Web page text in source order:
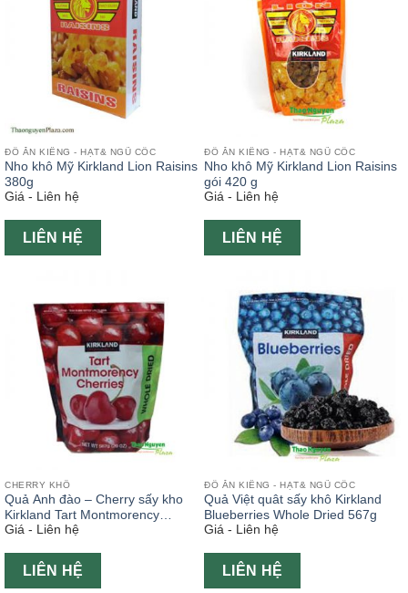
ĐỒ ĂN KIÊNG - HẠT& NGŨ CỐC
Nho khô Mỹ Kirkland Lion Raisins
380g
Giá - Liên hệ
LIÊN HỆ
ĐỒ ĂN KIÊNG - HẠT& NGŨ CỐC
Nho khô Mỹ Kirkland Lion Raisins
gói 420 g
Giá - Liên hệ
LIÊN HỆ
CHERRY KHÔ
Quả Anh đào – Cherry sấy kho
Kirkland Tart Montmorency
Cherries 567g ( Cherry khô Mỹ )
Giá - Liên hệ
LIÊN HỆ
ĐỒ ĂN KIÊNG - HẠT& NGŨ CỐC
Quả Việt quât sấy khô Kirkland
Blueberries Whole Dried 567g
Giá - Liên hệ
LIÊN HỆ